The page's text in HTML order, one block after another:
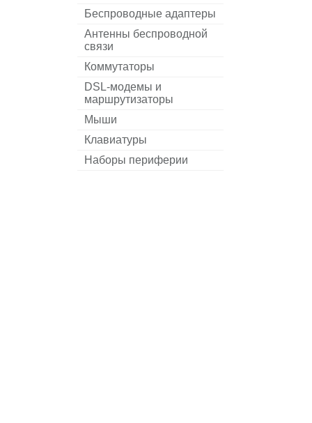
Беспроводные адаптеры
Антенны беспроводной
связи
Коммутаторы
DSL-модемы и
маршрутизаторы
Мыши
Клавиатуры
Наборы периферии